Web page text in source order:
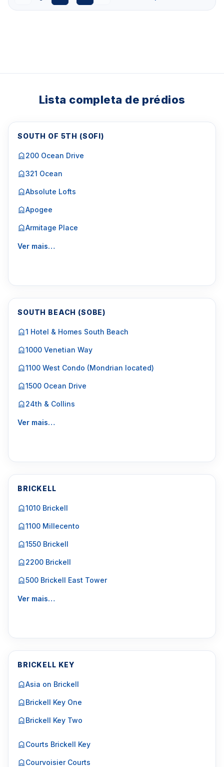
Lista completa de prédios
SOUTH OF 5TH (SOFI)
200 Ocean Drive
321 Ocean
Absolute Lofts
Apogee
Armitage Place
Ver mais…
SOUTH BEACH (SOBE)
1 Hotel & Homes South Beach
1000 Venetian Way
1100 West Condo (Mondrian located)
1500 Ocean Drive
24th & Collins
Ver mais…
BRICKELL
1010 Brickell
1100 Millecento
1550 Brickell
2200 Brickell
500 Brickell East Tower
Ver mais…
BRICKELL KEY
Asia on Brickell
Brickell Key One
Brickell Key Two
Courts Brickell Key
Courvoisier Courts